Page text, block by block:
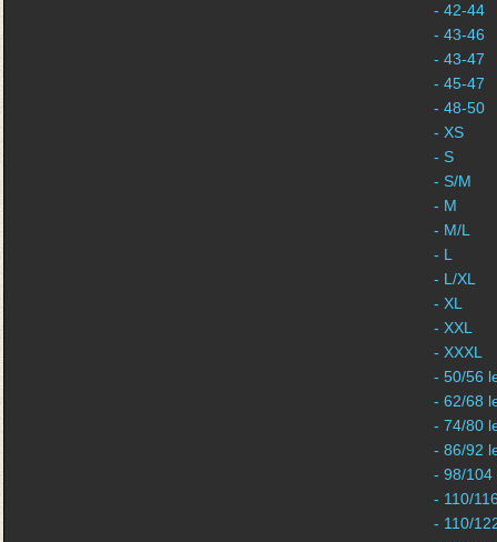
- 42-44
- 43-46
- 43-47
- 45-47
- 48-50
- XS
- S
- S/M
- M
- M/L
- L
- L/XL
- XL
- XXL
- XXXL
- 50/56
- 62/68
- 74/80
- 86/92
- 98/104
- 110/
- 110/